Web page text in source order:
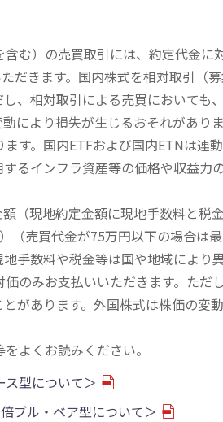
む）の売買取引には、約定代金に
だきます。国内株式を相対取引（
、相対取引による売買においても
により損失が生じるおそれがあり
す。国内ETFおよび国内ETNは連
るインフラ資産等の価格や収益力
（現地約定金額に現地手数料と税
（売買代金が75万円以下の場合は
手数料や税金等は国や地域により
のみお支払いいただきます。ただ
があります。外国株式は株価の変
よくお読みください。
型について＞
ブル・ベア型について＞